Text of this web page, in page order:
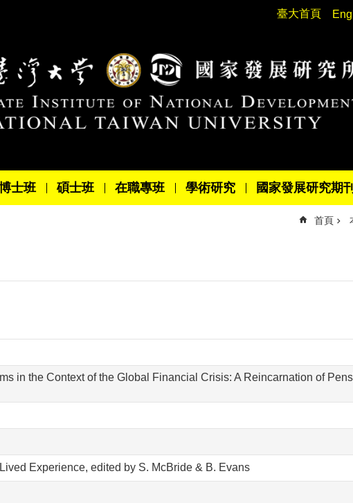
臺大首頁
士班 碩士班 在職專班 學術研究 國家發展研究期刊
首頁
in the Context of the Global Financial Crisis: A Reincarnation of
Experience, edited by S. McBride & B. Evans